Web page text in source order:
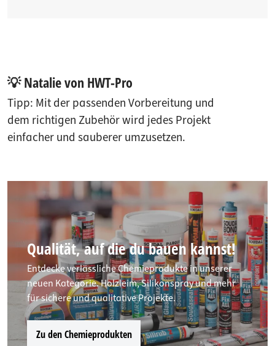
💡 Natalie von HWT-Pro
Tipp: Mit der passenden Vorbereitung und
dem richtigen Zubehör wird jedes Projekt
einfacher und sauberer umzusetzen.
Qualität, auf die du bauen kannst!
Entdecke verlässliche Chemieprodukte in unserer
neuen Kategorie. Holzleim, Silikonspray und mehr
für sichere und qualitative Projekte.
Zu den Chemieprodukten